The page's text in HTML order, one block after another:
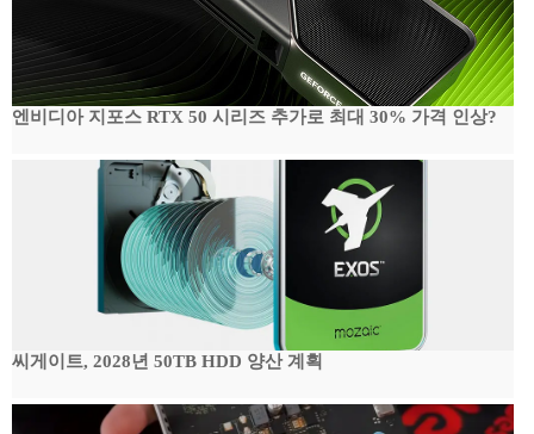
엔비디아 지포스 RTX 50 시리즈 추가로 최대 30% 가격 인상?
씨게이트, 2028년 50TB HDD 양산 계획